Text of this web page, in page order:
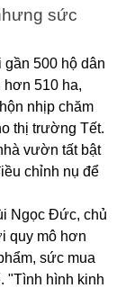
sức
500 hộ dân
hơn 510 ha,
nhịp chăm
thị trường Tết.
vườn tất bật
chỉnh nụ để
Ngọc Đức, chủ
quy mô hơn
sức mua
"Tình hình kinh